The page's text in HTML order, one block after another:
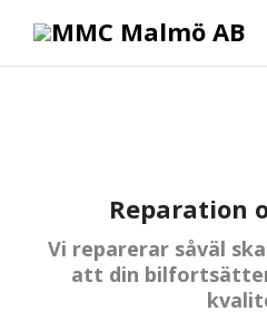
Reparation
Vi reparerar såväl
att din